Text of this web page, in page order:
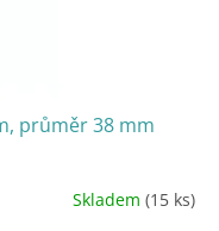
průměr 38 mm
Skladem (15 ks)